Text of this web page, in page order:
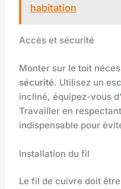
habitation
Accès et sécurité
Monter sur le toit
sécurité. Utilisez un
incliné, équipez-vous
Travailler en
indispensable pour
Installation du fil
Le fil de cuivre doit